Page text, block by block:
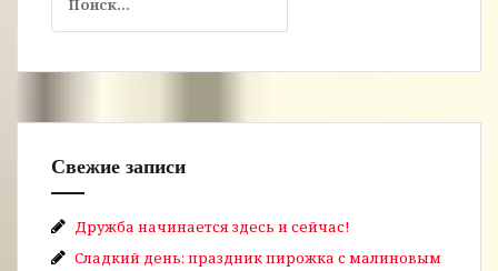
Свежие записи
Дружба начинается здесь и сейчас!
Сладкий день: праздник пирожка с малиновым